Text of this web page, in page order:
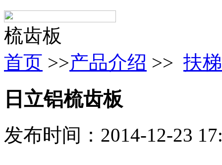
梳齿板
首页 >>产品介绍 >> 扶
日立铝梳齿板
发布时间：2014-12-23